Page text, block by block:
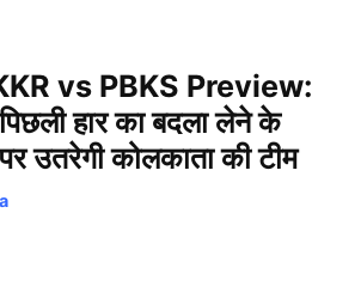
vs PBKS Preview:
हार का बदला लेने के
उतरेगी कोलकाता की टीम